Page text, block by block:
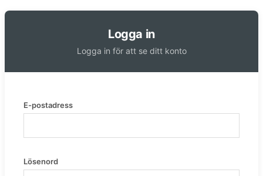
Logga in
Logga in för att se ditt konto
E-postadress
Lösenord